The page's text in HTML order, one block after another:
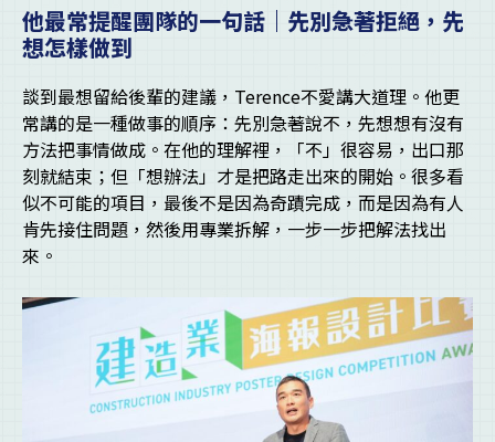
他最常提醒團隊的一句話｜先別急著拒絕，先
想怎樣做到
談到最想留給後輩的建議，Terence不愛講大道理。他更
常講的是一種做事的順序：先別急著說不，先想想有沒有
方法把事情做成。在他的理解裡，「不」很容易，出口那
刻就結束；但「想辦法」才是把路走出來的開始。很多看
似不可能的項目，最後不是因為奇蹟完成，而是因為有人
肯先接住問題，然後用專業拆解，一步一步把解法找出
來。